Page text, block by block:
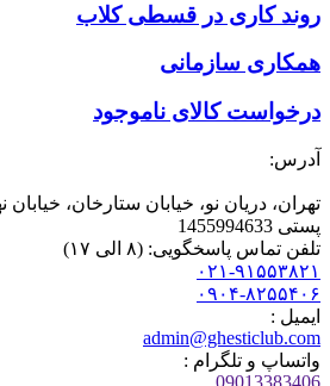
روند کاری در قسطی کلاب
همکاری سازمانی
درخواست کالای ناموجود
آدرس:
پستی 1455994633
تلفن تماس پاسخگویی: (۸ الی ۱۷)
۰۲۱-۹۱۵۵۳۸۲۱
۰۹۰۴-۸۲۵۵۴۰۶
ایمیل :
admin@ghesticlub.com
واتساپ و تلگرام :
09013383406